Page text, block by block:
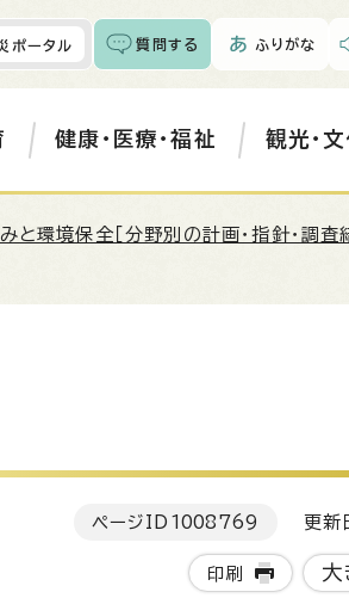
ポータル 質問する ふりがな
健康・医療・福祉 観光・
と環境保全［分野別の計画・指針・調査
ページID 1008769 更新
印刷 大